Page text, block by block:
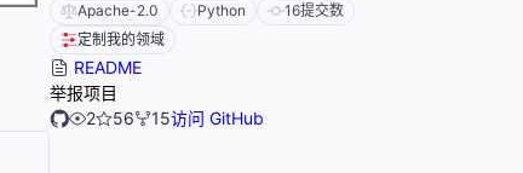
Apache-2.0 Python 16提交数
定制我的领域
README
举报项目
2
56 15访问 GitHub